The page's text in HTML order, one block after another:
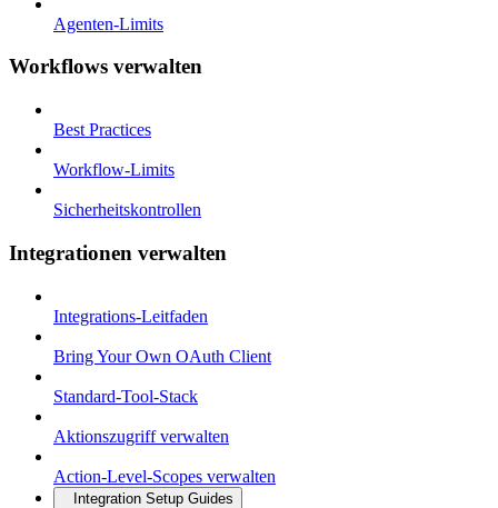
Agenten-Limits
Workflows verwalten
Best Practices
Workflow-Limits
Sicherheitskontrollen
Integrationen verwalten
Integrations-Leitfaden
Bring Your Own OAuth Client
Standard-Tool-Stack
Aktionszugriff verwalten
Action-Level-Scopes verwalten
Integration Setup Guides